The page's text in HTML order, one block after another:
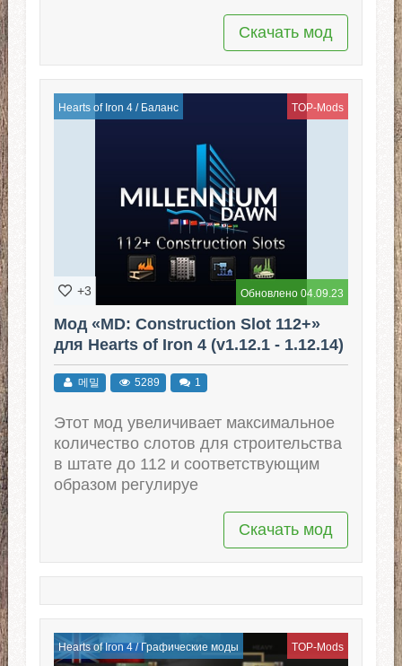
Скачать мод
Hearts of Iron 4/ Баланс TOP-Mods
Обновлено 04.09.23
+3
Мод «MD: Construction Slot 112+»
для Hearts of Iron 4 (v1.12.1 - 1.12.14)
메밀 5289 1
Этот мод увеличивает максимальное
количество слотов для строительства
в штате до 112 и соответствующим
образом регулируе
Скачать мод
Hearts of Iron 4/Графические моды TOP-Mods